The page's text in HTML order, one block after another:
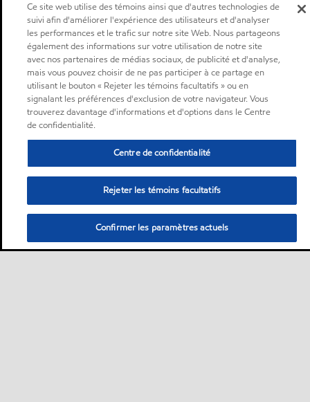
Ce site web utilise des témoins ainsi que d'autres technologies de
suivi afin d'améliorer l'expérience des utilisateurs et d'analyser
les performances et le trafic sur notre site Web. Nous partageons
également des informations sur votre utilisation de notre site
avec nos partenaires de médias sociaux, de publicité et d'analyse,
mais vous pouvez choisir de ne pas participer à ce partage en
utilisant le bouton « Rejeter les témoins facultatifs » ou en
signalant les préférences d'exclusion de votre navigateur. Vous
trouverez davantage d'informations et d'options dans le Centre
de confidentialité.
Centre de confidentialité
Rejeter les témoins facultatifs
Confirmer les paramètres actuels